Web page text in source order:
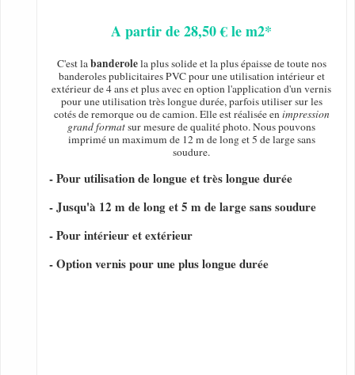
A partir de 28,50 € le m2*
C'est labanderolela plus solide et la plus épaisse de toute nos
banderoles publicitaires PVC pour une utilisation intérieur et
extérieur de 4 ans et plus avec en option l'application d'un vernis
pour une utilisation très longue durée, parfois utiliser sur les
cotés de remorque ou de camion. Elle est réalisée enimpression
grand formatsur mesure de qualité photo. Nous pouvons
imprimé un maximum de 12 m de long et 5 de large sans
soudure.
- Pour utilisation de longue et très longue durée
- Jusqu'à 12 m de long et 5 m de large sans soudure
- Pour intérieur et extérieur
- Option vernis pour une plus longue durée